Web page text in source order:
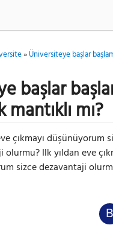
»Üniversiteye başlar
başlar
mı?
çıkmayı düşünüyorum
Ilk yıldan eve
sizce dezavantaji
B